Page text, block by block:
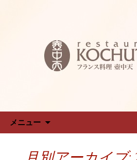
理 壺中天～こちゅ
のブログ
メニュー